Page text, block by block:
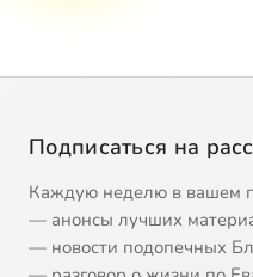
Подписаться на
Каждую неделю в вашем
— анонсы лучших
— новости подопечных